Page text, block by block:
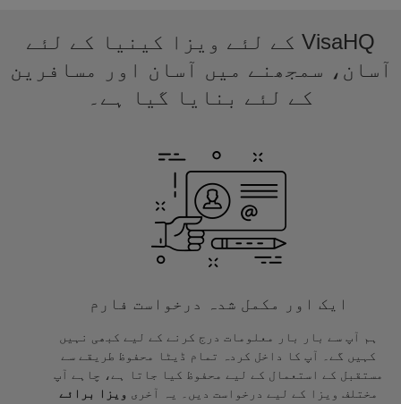
VisaHQ کے لئے ویزا کینیا کے لئے
آسان، سمجھنے میں آسان اور مسافرین
کے لئے بنایا گیا ہے۔
ایک اور مکمل شدہ درخواست فارم
ہم آپ سے بار بار معلومات درج کرنے کے لیے کبھی نہیں
کہیں گے۔ آپ کا داخل کردہ تمام ڈیٹا محفوظ طریقے سے
مستقبل کے استعمال کے لیے محفوظ کیا جاتا ہے، چاہے آپ
مختلف ویزا کے لیے درخواست دیں۔ یہ آخری ویزا برائے